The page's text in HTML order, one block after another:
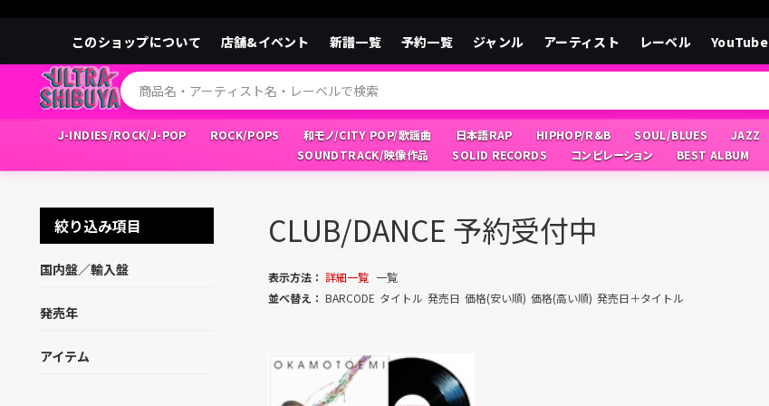
このショップについて 店舗&イベント 新譜一覧 予約一覧 ジャンル アーティスト レーベル YouTube
J-INDIES/ROCK/J-POP ROCK/POPS 和モノ/CITY POP/歌謡曲 日本語RAP HIPHOP/R&B SOUL/BLUES JAZZ
SOUNDTRACK/映像作品
SOLID RECORDS コンピレーション BEST ALBUM
絞り込み項目
国内盤／輸入盤
発売年
アイテム
CLUB/DANCE 予約受付中
表示方法： 詳細一覧 一覧
並べ替え： BARCODE タイトル 発売日 価格(安い順) 価格(高い順) 発売日＋タイトル